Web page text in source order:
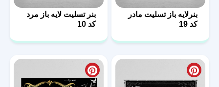
بنرلایه باز تسلیت مادر
کد 19
بنر تسلیت لایه باز مرد
کد 10